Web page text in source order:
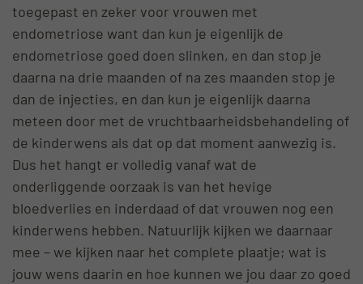
toegepast en zeker voor vrouwen met
endometriose want dan kun je eigenlijk de
endometriose goed doen slinken, en dan stop je
daarna na drie maanden of na zes maanden stop je
dan de injecties, en dan kun je eigenlijk daarna
meteen door met de vruchtbaarheidsbehandeling of
de kinderwens als dat op dat moment aanwezig is.
Dus het hangt er volledig vanaf wat de
onderliggende oorzaak is van het hevige
bloedverlies en inderdaad of dat vrouwen nog een
kinderwens hebben. Natuurlijk kijken we daarnaar
mee – we kijken naar het complete plaatje; wat is
jouw wens daarin en hoe kunnen we jou daar zo goed